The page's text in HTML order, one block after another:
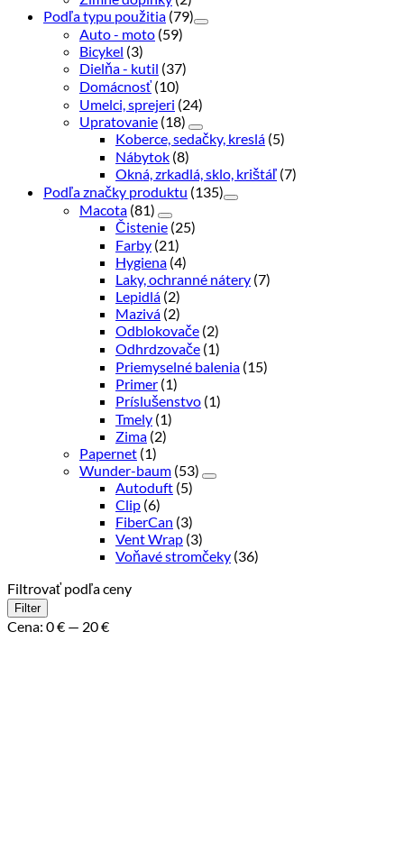
Podľa typu použitia (79)
Auto - moto (59)
Bicykel (3)
Dielňa - kutil (37)
Domácnosť (10)
Umelci, sprejeri (24)
Upratovanie (18)
Koberce, sedačky, kreslá (5)
Nábytok (8)
Okná, zrkadlá, sklo, krištáľ (7)
Podľa značky produktu (135)
Macota (81)
Čistenie (25)
Farby (21)
Hygiena (4)
Laky, ochranné nátery (7)
Lepidlá (2)
Mazivá (2)
Odblokovače (2)
Odhrdzovače (1)
Priemyselné balenia (15)
Primer (1)
Príslušenstvo (1)
Tmely (1)
Zima (2)
Papernet (1)
Wunder-baum (53)
Autoduft (5)
Clip (6)
FiberCan (3)
Vent Wrap (3)
Voňavé stromčeky (36)
Filtrovať podľa ceny
Minimálna
cena
Maximálna
cena
Filter
Cena: 0 € — 20 €